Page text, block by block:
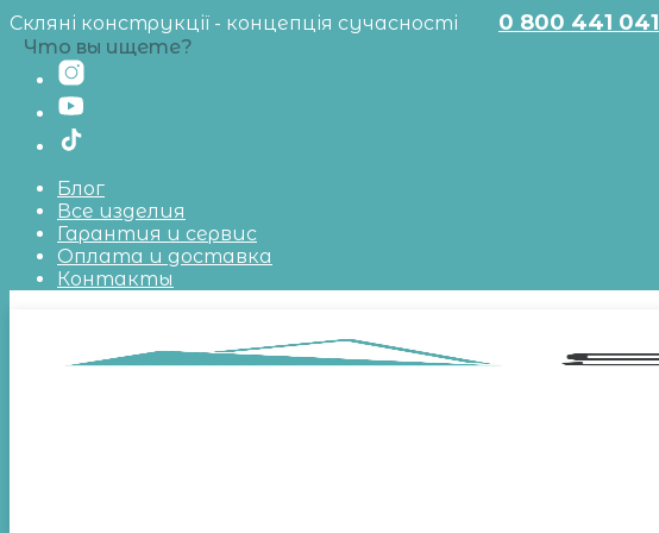
Скляні конструкції - концепція сучасності 0 800 441 041
Блог
Все изделия
Гарантия и сервис
Оплата и доставка
Контакты
Что вы ищете?